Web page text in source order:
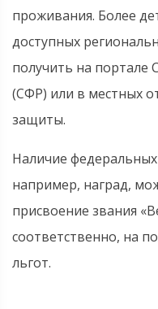
проживания. Более
доступных
получить на портале
(СФР) или в местных
защиты.
Наличие
например, наград,
присвоение звания
соответственно, на
льгот.